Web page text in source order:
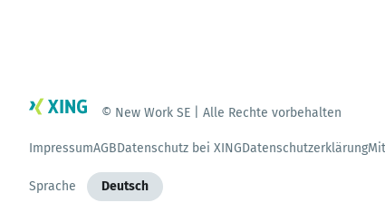
© New Work SE | Alle Rechte vorbehalten
ImpressumAGBDatenschutz bei XINGDatenschutzerklärung
Sprache Deutsch